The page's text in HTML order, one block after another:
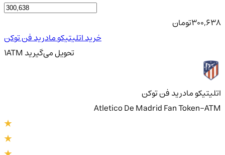
300,638تومان
خرید اتلیتیکو مادرید فن توکن
1ATM تحویلمی‌گیرید
اتلیتیکو مادرید فن توکن
Atletico De Madrid Fan Token-ATM